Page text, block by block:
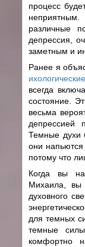
процесс
различные
депрессия,
заметным и
Ранее я
всегда
состояние.
весьма
депрессией
Темные духи
они напьются
потому что
Когда вы
Михаила, вы
духовного
для темных
темные
комфортно